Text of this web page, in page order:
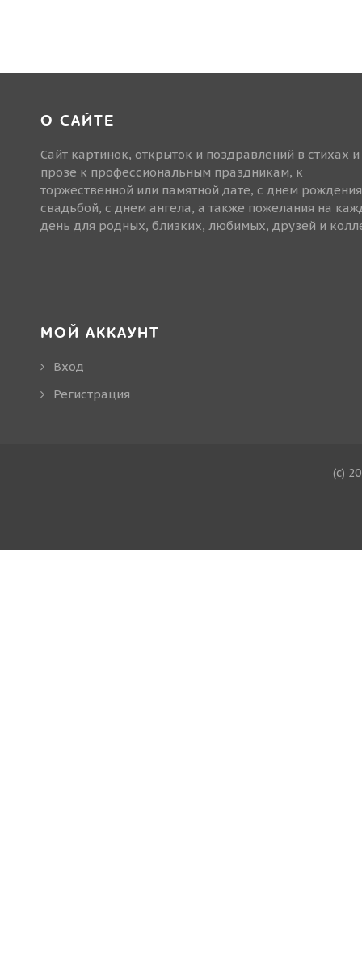
О САЙТЕ
Сайт картинок, открыток и поздравлений в стихах и
прозе к профессиональным праздникам, к
торжественной или памятной дате, с днем
свадьбой, с днем ангела, а также пожелания на
день для родных, близких, любимых, друзей и
МОЙ АККАУНТ
Вход
Регистрация
(c)